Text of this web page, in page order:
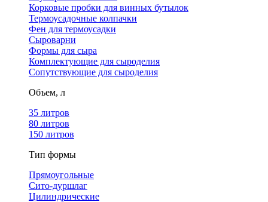
Корковые пробки для винных бутылок
Термоусадочные колпачки
Фен для термоусадки
Сыроварни
Формы для сыра
Комплектующие для сыроделия
Сопутствующие для сыроделия
Объем, л
35 литров
80 литров
150 литров
Тип формы
Прямоугольные
Сито-дуршлаг
Цилиндрические